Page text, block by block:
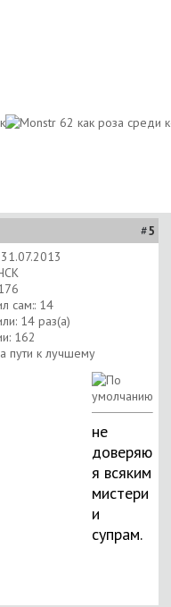
#5
сам:: 14
14 раз(а)
162
не
доверяю
я всяким
мистери
и
супрам.